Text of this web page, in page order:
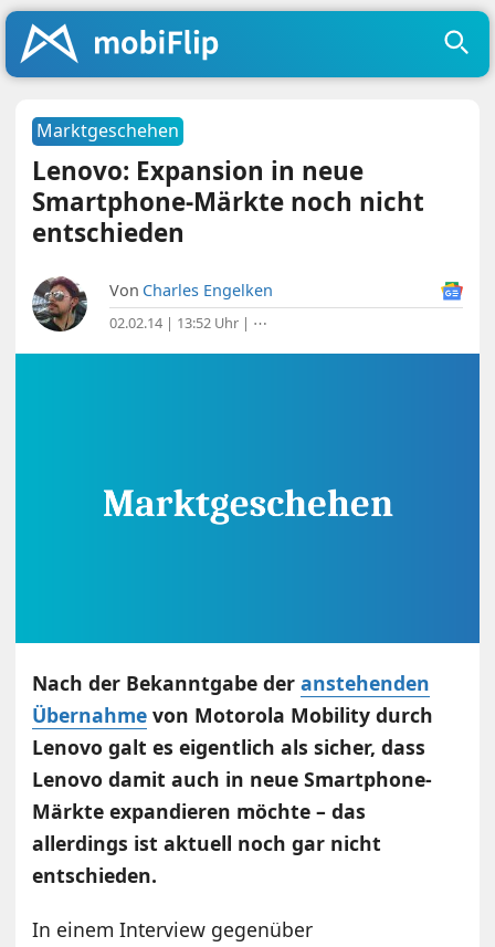
Marktgeschehen
Lenovo: Expansion in neue
Smartphone-Märkte noch nicht
entschieden
Von Charles Engelken
02.02.14 | 13:52 Uhr | ⋯
Nach der Bekanntgabe deranstehenden
Übernahme von Motorola Mobility durch
Lenovo galt es eigentlich als sicher, dass
Lenovo damit auch in neue Smartphone-
Märkte expandieren möchte – das
allerdings ist aktuell noch gar nicht
entschieden.
In einem Interview gegenüber